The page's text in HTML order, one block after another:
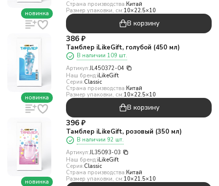
новинка
Страна производства:Китай
Размер упаковки, см:10×22.5×10
В корзину
новинка
386 ₽
Тамблер iLikeGift, голубой (450 мл)
В наличии 109 шт.
Артикул:JL450372-04
Наш бренд:iLikeGift
Серия:Classic
Страна производства:Китай
Размер упаковки, см:10×22.5×10
В корзину
новинка
396 ₽
Тамблер iLikeGift, розовый (350 мл)
В наличии 92 шт.
Артикул:JL35093-03
Наш бренд:iLikeGift
Серия:Classic
Страна производства:Китай
Размер упаковки, см:10×21.5×10